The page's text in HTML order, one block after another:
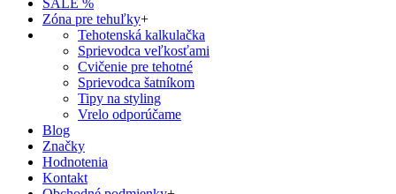
SALE %
Zóna pre tehuľky+
Tehotenská kalkulačka
Sprievodca veľkosťami
Cvičenie pre tehotné
Sprievodca šatníkom
Tipy na styling
Vrelo odporúčame
Blog
Značky
Hodnotenia
Kontakt